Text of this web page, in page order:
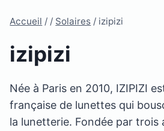
Accueil / / Solaires / izipizi
izipizi
Née à Paris en 2010, IZIPIZI
française de lunettes qui
la lunetterie. Fondée par trois